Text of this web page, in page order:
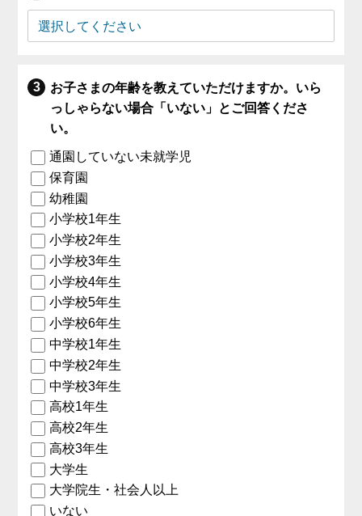
お子さまの年齢を教えていただけますか。いら
っしゃらない場合「いない」とご回答くださ
い。
通園していない未就学児
保育園
幼稚園
小学校1年生
小学校2年生
小学校3年生
小学校4年生
小学校5年生
小学校6年生
中学校1年生
中学校2年生
中学校3年生
高校1年生
高校2年生
高校3年生
大学生
大学院生・社会人以上
いない